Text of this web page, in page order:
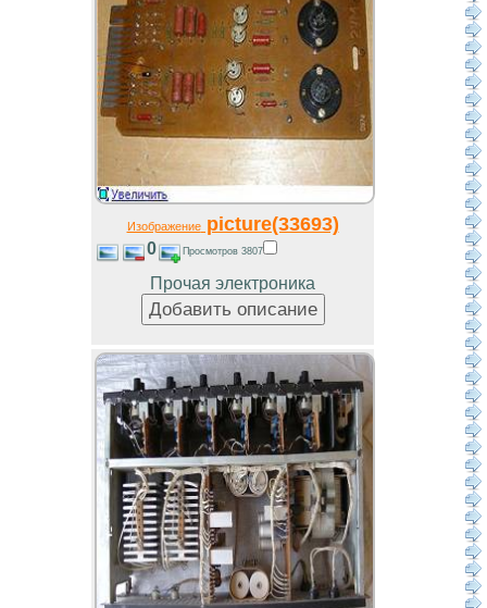
Изображениеpicture(33693)
0 Просмотров 3807
Прочая электроника